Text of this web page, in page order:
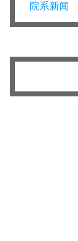
院系新闻